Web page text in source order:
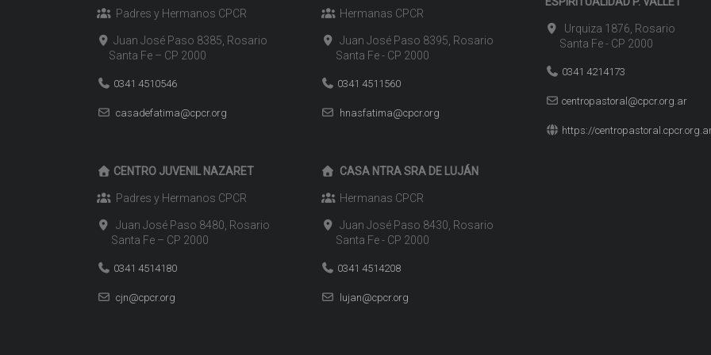
Padres y Hermanos CPCR
Juan José Paso 8385, Rosario
Santa Fe – CP 2000
0341 4510546
casadefatima@cpcr.org
CENTRO JUVENIL NAZARET
Padres y Hermanos CPCR
Juan José Paso 8480, Rosario
Santa Fe – CP 2000
0341 4514180
cjn@cpcr.org
Hermanas CPCR
Juan José Paso 8395, Rosario
Santa Fe - CP 2000
0341 4511560
hnasfatima@cpcr.org
CASA NTRA SRA DE LUJÁN
Hermanas CPCR
Juan José Paso 8430, Rosario
Santa Fe - CP 2000
0341 4514208
lujan@cpcr.org
Urquiza 1876, Rosario
Santa Fe - CP 2000
0341 4214173
centropastoral@cpcr.org.ar
https://